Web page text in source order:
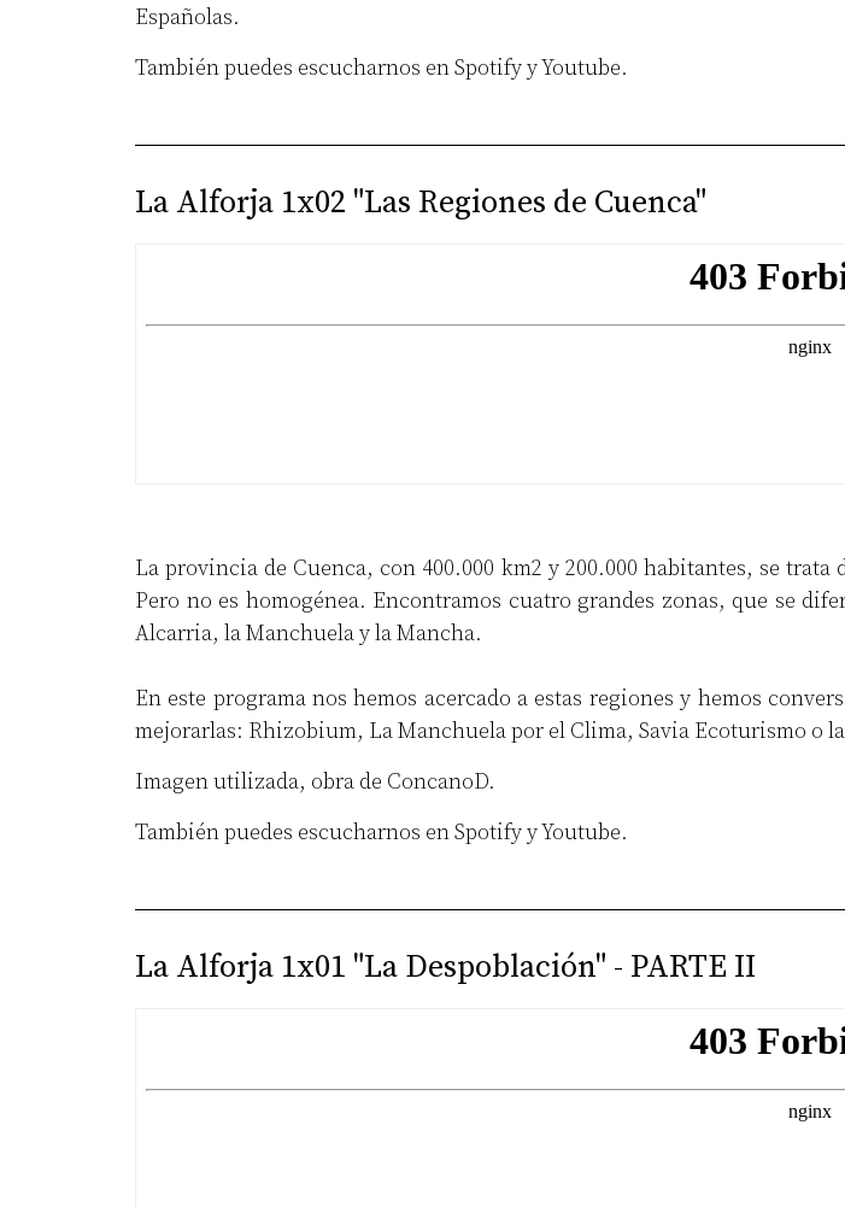
Españolas.
También puedes escucharnos enSpotifyyYoutube.
La Alforja 1x02 "Las Regiones de Cuenca"
La provincia de Cuenca, con 400.000 km2 y 200.000 habitantes, se
Pero no es homogénea. Encontramos cuatro grandes zonas, que se
Alcarria, la Manchuela y la Mancha.
En este programa nos hemos acercado a estas regiones y hemos
mejorarlas: Rhizobium, La Manchuela por el Clima, Savia Ecoturismo o
Imagen utilizada, obra de ConcanoD.
También puedes escucharnos enSpotifyyYoutube.
La Alforja 1x01 "La Despoblación" - PARTE II